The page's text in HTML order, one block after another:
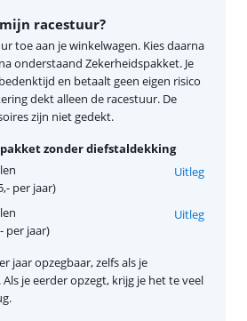
racestuur?
toe aan je winkelwagen. Kies daarna
onderstaand Zekerheidspakket. Je
en betaalt geen eigen risico
dekt alleen de racestuur. De
zijn niet gedekt.
zonder diefstaldekking
per jaar)
Uitleg
per jaar)
Uitleg
jaar opzegbaar, zelfs als je
je eerder opzegt, krijg je het te veel